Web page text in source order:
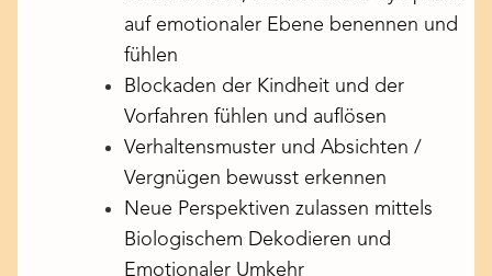
auf emotionaler Ebene benennen und
fühlen
Blockaden der Kindheit und der
Vorfahren fühlen und auflösen
Verhaltensmuster und Absichten /
Vergnügen bewusst erkennen
Neue Perspektiven zulassen mittels
Biologischem Dekodieren und
Emotionaler Umkehr